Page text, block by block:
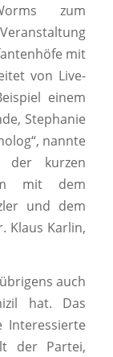
zum
mit
von Live-
einem
Stephanie
nannte
der kurzen
mit dem
und dem
Klaus Karlin,
auch
hat. Das
Interessierte
der Partei,